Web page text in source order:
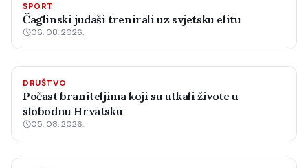
SPORT
Čaglinski judaši trenirali uz svjetsku elitu
06. 08. 2026.
DRUŠTVO
Počast braniteljima koji su utkali živote u
slobodnu Hrvatsku
05. 08. 2026.